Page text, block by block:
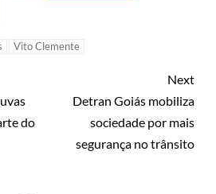
Vito Clemente
do
Next
Detran Goiás mobiliza
sociedade por mais
segurança no trânsito